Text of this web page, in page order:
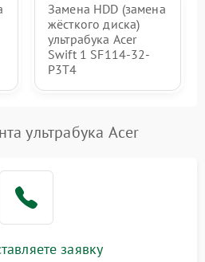
Замена HDD (замена
жёсткого диска)
ультрабука Acer
Swift 1 SF114-32-
P3T4
ультрабука Acer
заявку